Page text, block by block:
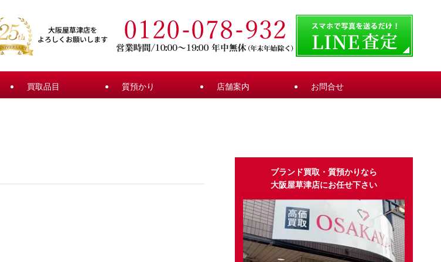
買取品目 質預かり 店舗案内 お問合せ
ブランド買取・質預かりなら
大阪屋草津店にお任せ下さい